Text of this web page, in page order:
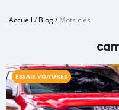
Accueil /Blog/Mots clés
ESSAIS VOITURES